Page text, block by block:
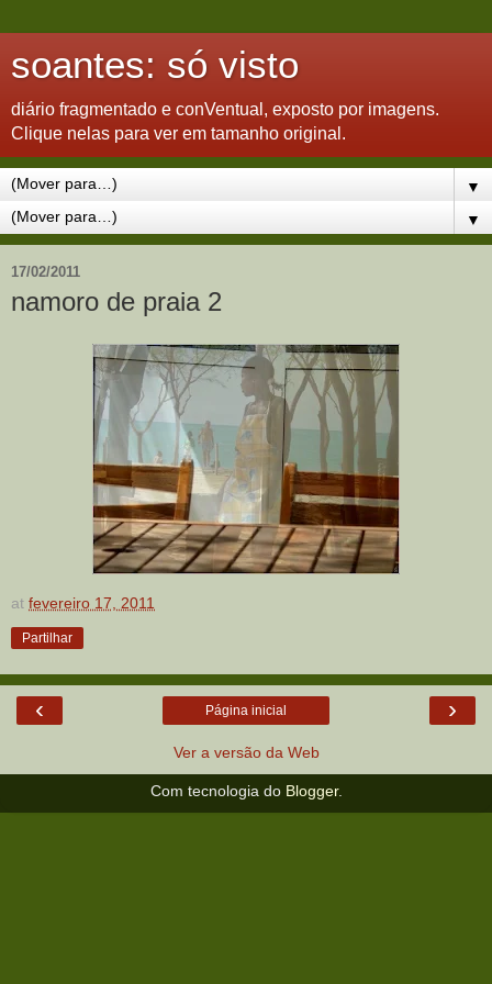
soantes: só visto
diário fragmentado e conVentual, exposto por imagens.
Clique nelas para ver em tamanho original.
▼
▼
17/02/2011
namoro de praia 2
at fevereiro 17, 2011
Partilhar
‹ ›
Página inicial
Ver a versão da Web
Com tecnologia do Blogger.